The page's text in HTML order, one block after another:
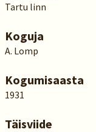
Tartu linn
Koguja
A. Lomp
Kogumisaasta
1931
Täisviide